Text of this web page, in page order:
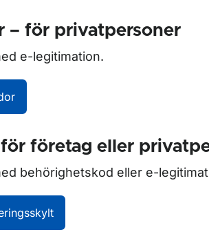
export av fordon
– för privatpersoner
e-legitimation.
för företag eller
behörighetskod eller e-